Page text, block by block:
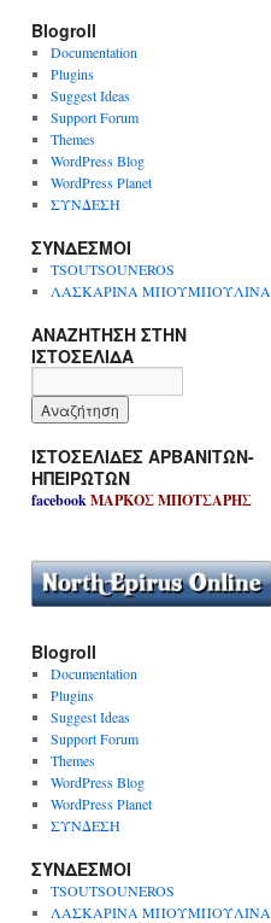
Blogroll
Documentation
Plugins
Suggest Ideas
Support Forum
Themes
WordPress Blog
WordPress Planet
ΣΥΝΔΕΣΗ
ΣΥΝΔΕΣΜΟΙ
TSOUTSOUNEROS
ΛΑΣΚΑΡΙΝΑ ΜΠΟΥΜΠΟΥΛΙΝΑ
ΑΝΑΖΗΤΗΣΗ ΣΤΗΝ
ΙΣΤΟΣΕΛΙΔΑ
ΙΣΤΟΣΕΛΙΔΕΣ ΑΡΒΑΝΙΤΩΝ-
ΗΠΕΙΡΩΤΩΝ
facebookΜΑΡΚΟΣ ΜΠΟΤΣΑΡΗΣ
Blogroll
Documentation
Plugins
Suggest Ideas
Support Forum
Themes
WordPress Blog
WordPress Planet
ΣΥΝΔΕΣΗ
ΣΥΝΔΕΣΜΟΙ
TSOUTSOUNEROS
ΛΑΣΚΑΡΙΝΑ ΜΠΟΥΜΠΟΥΛΙΝΑ